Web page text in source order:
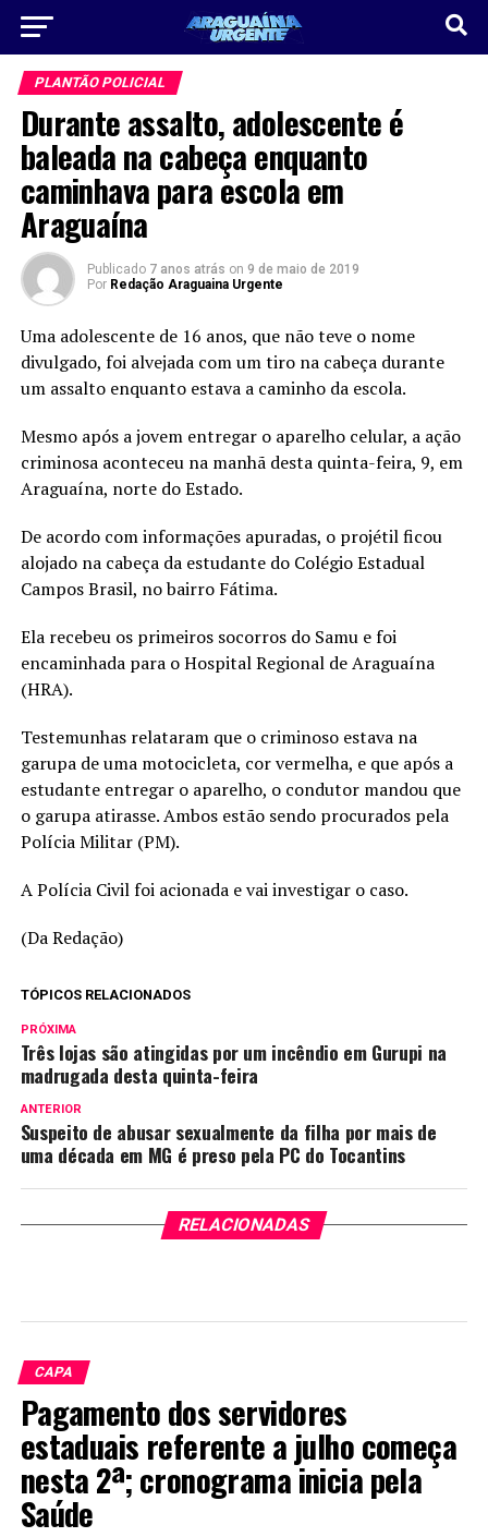
PLANTÃO POLICIAL
Durante assalto, adolescente é
baleada na cabeça enquanto
caminhava para escola em
Araguaína
Publicado 7 anos atrás on 9 de maio de 2019
Por Redação Araguaina Urgente
Uma adolescente de 16 anos, que não teve o nome
divulgado, foi alvejada com um tiro na cabeça durante
um assalto enquanto estava a caminho da escola.
Mesmo após a jovem entregar o aparelho celular, a ação
criminosa aconteceu na manhã desta quinta-feira, 9, em
Araguaína, norte do Estado.
De acordo com informações apuradas, o projétil ficou
alojado na cabeça da estudante do Colégio Estadual
Campos Brasil, no bairro Fátima.
Ela recebeu os primeiros socorros do Samu e foi
encaminhada para o Hospital Regional de Araguaína
(HRA).
Testemunhas relataram que o criminoso estava na
garupa de uma motocicleta, cor vermelha, e que após a
estudante entregar o aparelho, o condutor mandou que
o garupa atirasse. Ambos estão sendo procurados pela
Polícia Militar (PM).
A Polícia Civil foi acionada e vai investigar o caso.
(Da Redação)
TÓPICOS RELACIONADOS
PRÓXIMA
Três lojas são atingidas por um incêndio em Gurupi na
madrugada desta quinta-feira
ANTERIOR
Suspeito de abusar sexualmente da filha por mais de
uma década em MG é preso pela PC do Tocantins
RELACIONADAS
CAPA
Pagamento dos servidores
estaduais referente a julho começa
nesta 2ª; cronograma inicia pela
Saúde